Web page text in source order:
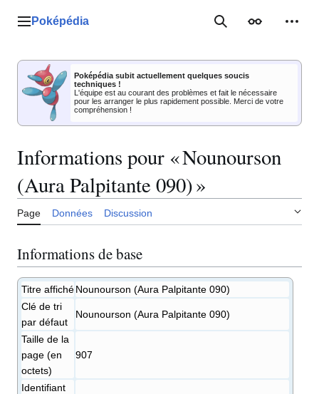
Menu principal
Poképédia RechercherApparence
Poképédia subit actuellement quelques soucis
techniques !
L'équipe est au courant des problèmes et fait le nécessaire
pour les arranger le plus rapidement possible. Merci de votre
compréhension !
Informations pour « Nounourson
(Aura Palpitante 090) »
Page Données Discussion
Informations de base
Titre affichéNounourson (Aura Palpitante 090)
Clé de tri
par défaut
Nounourson (Aura Palpitante 090)
Taille de la
page (en
octets)
907
Identifiant